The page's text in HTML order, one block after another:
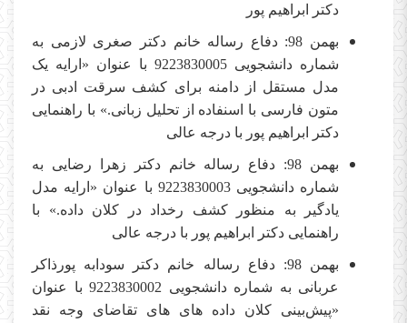
دکتر ابراهیم پور
بهمن 98: دفاع رساله خانم دکتر صغری لازمی به
شماره دانشجویی 9223830005 با عنوان «ارایه یک
مدل مستقل از دامنه برای کشف سرقت ادبی در
متون فارسی با اسنفاده از تحلیل زبانی.» با راهنمایی
دکتر ابراهیم پور با درجه عالی
بهمن 98: دفاع رساله خانم دکتر زهرا رضایی به
شماره دانشجویی 9223830003 با عنوان «ارایه مدل
یادگیر به منظور کشف رخداد در کلان داده.» با
راهنمایی دکتر ابراهیم پور با درجه عالی
بهمن 98: دفاع رساله خانم دکتر سودابه پورذاکر
عربانی به شماره دانشجویی 9223830002 با عنوان
«پیش‌بینی کلان داده های ‌های تقاضای وجه نقد